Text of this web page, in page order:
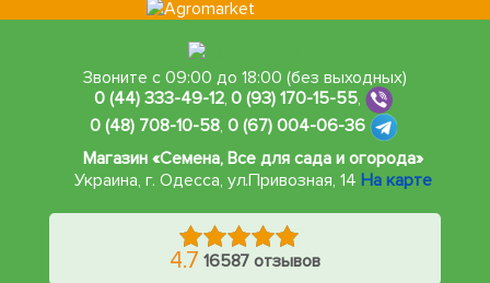
Звоните с 09:00 до 18:00 (без выходных)
0 (44) 333-49-12,0 (93) 170-15-55,
0 (48) 708-10-58, 0 (67) 004-06-36
Магазин «Семена, Все для сада и огорода»
Украина, г. Одесса, ул.Привозная, 14 На карте
4.7 16587 отзывов